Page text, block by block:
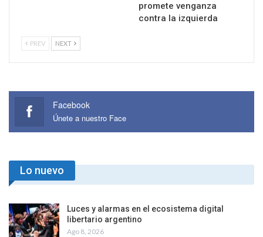
promete venganza
contra la izquierda
PREV NEXT
Facebook
Únete a nuestro Face
Lo nuevo
Luces y alarmas en el ecosistema digital
libertario argentino
Ago 8, 2026